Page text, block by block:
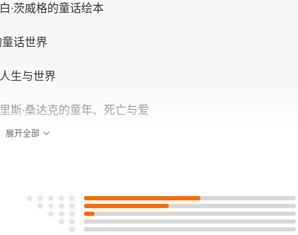
·茨威格的童话绘本
话世界
生与世界
·桑达克的童年、死亡与爱
展开全部